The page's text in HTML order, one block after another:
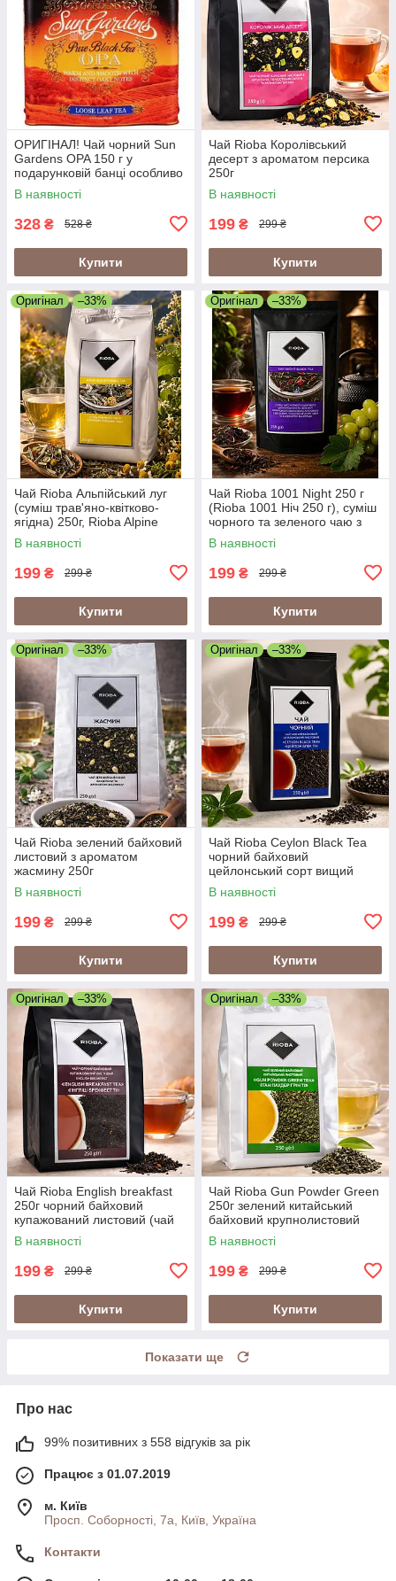
ОРИГІНАЛ! Чай чорний Sun
Gardens OPA 150 г у
подарунковій банці особливо
крупний лист
В наявності
328 ₴ 528 ₴
Купити
Чай Rioba Королівський
десерт з ароматом персика
250г
В наявності
199 ₴ 299 ₴
Купити
Оригінал –33%
Чай Rioba Альпійський луг
(суміш трав'яно-квітково-
ягідна) 250г, Rioba Alpine
Meadow Herbal Tea 250g
В наявності
199 ₴ 299 ₴
Купити
Оригінал –33%
Чай Rioba 1001 Night 250 г
(Rioba 1001 Ніч 250 г), суміш
чорного та зеленого чаю з
ароматом винограду
В наявності
199 ₴ 299 ₴
Купити
Оригінал –33%
Чай Rioba зелений байховий
листовий з ароматом
жасмину 250г
В наявності
199 ₴ 299 ₴
Купити
Оригінал –33%
Чай Rioba Ceylon Black Tea
чорний байховий
цейлонський сорт вищий
250г (чай чорний
цейлонський Rioba Ceylon)
В наявності
199 ₴ 299 ₴
Купити
Оригінал –33%
Чай Rioba English breakfast
250г чорний байховий
купажований листовий (чай
Rioba англійський сніданок
250г)
В наявності
199 ₴ 299 ₴
Купити
Оригінал –33%
Чай Rioba Gun Powder Green
250г зелений китайський
байховий крупнолистовий
В наявності
199 ₴ 299 ₴
Купити
Показати ще
Про нас
99% позитивних з 558 відгуків за рік
Працює з 01.07.2019
м. Київ
Просп. Соборності, 7а, Київ, Україна
Контакти